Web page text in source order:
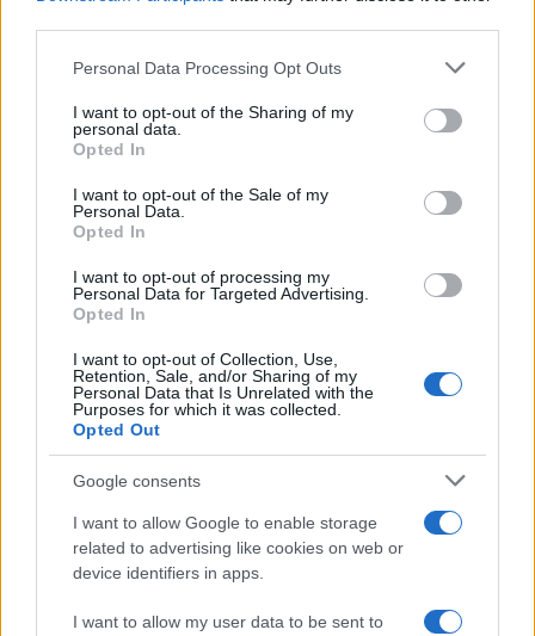
Please note that this website/app uses one or more Google
not limited to your visit or usage behaviour. You may click to
grant or deny consent to Google and its third-party tags to
use your data for below specified purposes in below Google
consent section.
Personal Data Processing Opt Outs
I want to opt-out of the Sharing of my
personal data.
Opted In
I want to opt-out of the Sale of my
Personal Data.
Opted In
I want to opt-out of processing my
Personal Data for Targeted Advertising.
Opted In
I want to opt-out of Collection, Use,
Retention, Sale, and/or Sharing of my
Personal Data that Is Unrelated with the
Purposes for which it was collected.
Opted Out
Google consents
I want to allow Google to enable storage
related to advertising like cookies on web or
device identifiers in apps.
I want to allow my user data to be sent to
casse del negozio di via del Babuino, nel pieno
centro della Capitale. Si tratta del primo store
romano firmato Chiara Ferragni, aperto un mesetto
https://www.instagram.com/p/CyNifV9NuMh/
CALCIOSCOMMESSE – FAGIOLI, TONALI, ZANIOLO E
NON SOLO…
Precedente
Video – Alessandro
Orsini, “Israele può
vivere ancora a
lungo solamente
territori occupati”
Successiva
Maglianella: sei
Tpl”